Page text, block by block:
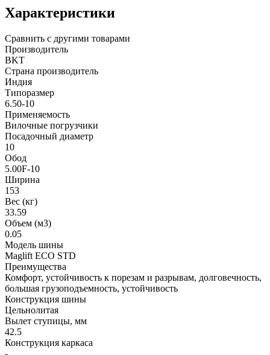
Характеристики
Сравнить с другими товарами
Производитель
BKT
Страна производитель
Индия
Типоразмер
6.50-10
Применяемость
Вилочные погрузчики
Посадочный диаметр
10
Обод
5.00F-10
Ширина
153
Вес (кг)
33.59
Объем (м3)
0.05
Модель шины
Maglift ECO STD
Преимущества
Комфорт, устойчивость к порезам и разрывам, долговечность,
большая грузоподъемность, устойчивость
Конструкция шины
Цельнолитая
Вылет ступицы, мм
42.5
Конструкция каркаса